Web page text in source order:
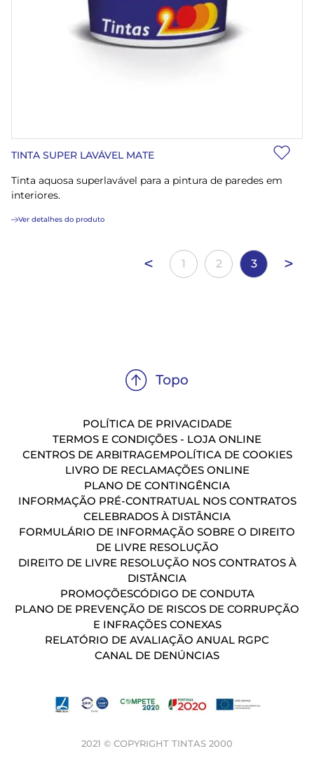
TINTA SUPER LAVÁVEL MATE
Tinta aquosa superlavável para a pintura de paredes em
interiores.
Ver detalhes do produto
< 1 2 3 >
POLÍTICA DE PRIVACIDADE
TERMOS E CONDIÇÕES - LOJA ONLINE
CENTROS DE ARBITRAGEMPOLÍTICA DE COOKIES
LIVRO DE RECLAMAÇÕES ONLINE
PLANO DE CONTINGÊNCIA
INFORMAÇÃO PRÉ-CONTRATUAL NOS CONTRATOS
CELEBRADOS À DISTÂNCIA
FORMULÁRIO DE INFORMAÇÃO SOBRE O DIREITO
DE LIVRE RESOLUÇÃO
DIREITO DE LIVRE RESOLUÇÃO NOS CONTRATOS À
DISTÂNCIA
PROMOÇÕESCÓDIGO DE CONDUTA
PLANO DE PREVENÇÃO DE RISCOS DE CORRUPÇÃO
E INFRAÇÕES CONEXAS
RELATÓRIO DE AVALIAÇÃO ANUAL RGPC
CANAL DE DENÚNCIAS
2021 © COPYRIGHT TINTAS 2000